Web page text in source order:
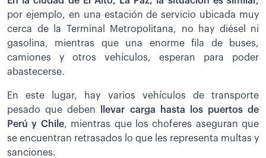
por ejemplo, en una estación de servicio ubicada muy
cerca de la Terminal Metropolitana, no hay diésel ni
gasolina, mientras que una enorme fila de buses,
camiones y otros vehículos, esperan para poder
abastecerse.
En este lugar, hay varios vehículos de transporte
pesado que deben
llevar carga hasta los puertos de
Perú y Chile, mientras que los choferes aseguran que
se encuentran retrasados lo que les representa multas y
sanciones.